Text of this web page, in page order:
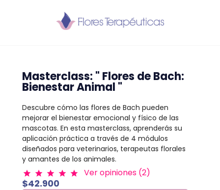
Masterclass: " Flores de Bach:
Bienestar Animal "
Descubre cómo las flores de Bach pueden
mejorar el bienestar emocional y físico de las
mascotas. En esta masterclass, aprenderás su
aplicación práctica a través de 4 módulos
diseñados para veterinarios, terapeutas florales
y amantes de los animales.
star star star star star Ver opiniones (2)
$42.900